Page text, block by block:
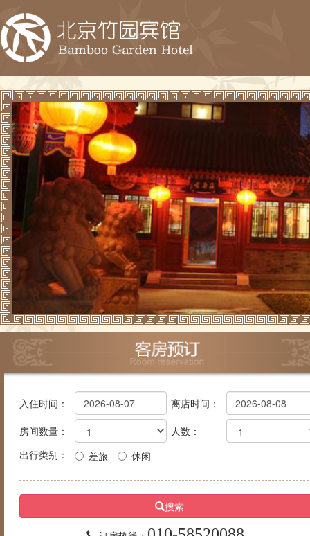
入住时间：
离店时间：
房间数量：
人数：
出行类别：
差旅 休闲
搜索